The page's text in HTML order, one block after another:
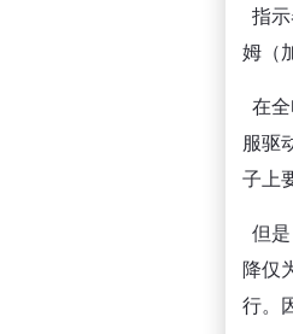
指
姆（
在
服驱
子上
但
降仅
行。